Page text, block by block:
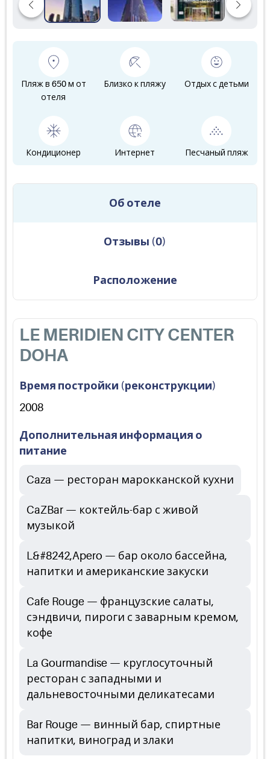
Пляж в 650 м от
отеля
Близко к пляжу Отдых с детьми
Кондиционер Интернет Песчаный пляж
Об отеле
Отзывы (0)
Расположение
LE MERIDIEN CITY CENTER
DOHA
Время постройки (реконструкции)
2008
Дополнительная информация о
питание
Caza — ресторан марокканской кухни
CaZBar — коктейль-бар с живой
музыкой
L&#8242,Apero — бар около бассейна,
напитки и американские закуски
Cafe Rouge — французские салаты,
сэндвичи, пироги с заварным кремом,
кофе
La Gourmandise — круглосуточный
ресторан с западными и
дальневосточными деликатесами
Bar Rouge — винный бар, спиртные
напитки, виноград и злаки